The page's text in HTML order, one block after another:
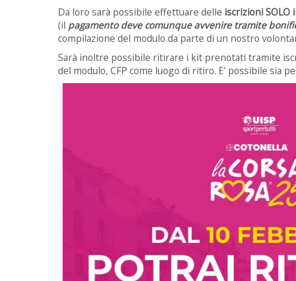
Da loro sarà possibile effettuare delle iscrizioni SOLO
(il pagamento deve comunque avvenire tramite
compilazione del modulo da parte di un nostro
Sarà inoltre possibile ritirare i kit prenotati tramite
del modulo, CFP come luogo di ritiro. E' possibile sia